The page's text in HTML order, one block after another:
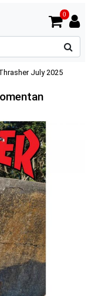
0
July 2025